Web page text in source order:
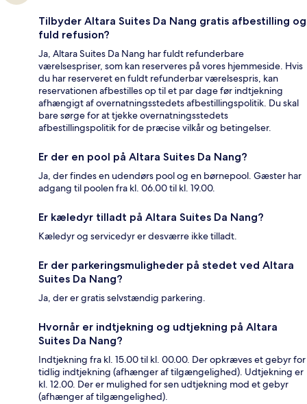
Tilbyder Altara Suites Da Nang gratis afbestilling og
fuld refusion?
Ja, Altara Suites Da Nang har fuldt refunderbare
værelsespriser, som kan reserveres på vores hjemmeside. Hvis
du har reserveret en fuldt refunderbar værelsespris, kan
reservationen afbestilles op til et par dage før indtjekning
afhængigt af overnatningsstedets afbestillingspolitik. Du skal
bare sørge for at tjekke overnatningsstedets
afbestillingspolitik for de præcise vilkår og betingelser.
Er der en pool på Altara Suites Da Nang?
Ja, der findes en udendørs pool og en børnepool. Gæster har
adgang til poolen fra kl. 06.00 til kl. 19.00.
Er kæledyr tilladt på Altara Suites Da Nang?
Kæledyr og servicedyr er desværre ikke tilladt.
Er der parkeringsmuligheder på stedet ved Altara
Suites Da Nang?
Ja, der er gratis selvstændig parkering.
Hvornår er indtjekning og udtjekning på Altara
Suites Da Nang?
Indtjekning fra kl. 15.00 til kl. 00.00. Der opkræves et gebyr for
tidlig indtjekning (afhænger af tilgængelighed). Udtjekning er
kl. 12.00. Der er mulighed for sen udtjekning mod et gebyr
(afhænger af tilgængelighed).